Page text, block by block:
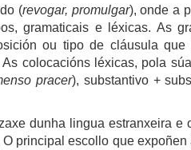
(revogar, promulgar), onde a
gramaticais e léxicas. As
ou tipo de cláusula
As colocacións léxicas, pola
pracer), substantivo +
dunha lingua estranxeira
principal escollo que